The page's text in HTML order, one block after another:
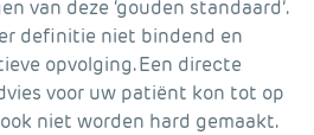
van deze ‘gouden standaard’.
definitie niet bindend en
opvolging. Een directe
voor uw patiënt kon tot op
niet worden hard gemaakt.